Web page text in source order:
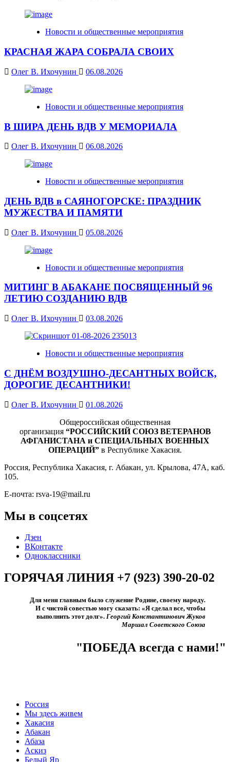
Новости и общественные мероприятия
КРАСНАЯ ЖАРА СОБРАЛА СВОИХ
Олег В. Ихочунин 06.08.2026
Новости и общественные мероприятия
В ШИРА ДЕНЬ ВДВ У МЕМОРИАЛА
Олег В. Ихочунин 06.08.2026
Новости и общественные мероприятия
ДЕНЬ ВДВ в САЯНОГОРСКЕ: ПРАЗДНИК
МУЖЕСТВА И ПАМЯТИ
Олег В. Ихочунин 05.08.2026
Новости и общественные мероприятия
МИТИНГ В АБАКАНЕ ПОСВЯЩЕННЫЙ 96
ЛЕТИЮ СОЗДАНИЮ ВДВ
Олег В. Ихочунин 03.08.2026
Новости и общественные мероприятия
С ДНЁМ ВОЗДУШНО-ДЕСАНТНЫХ ВОЙСК,
ДОРОГИЕ ДЕСАНТНИКИ!
Олег В. Ихочунин
01.08.2026
Общероссийская общественная
организация “РОССИЙСКИЙ СОЮЗ ВЕТЕРАНОВ
АФГАНИСТАНА и СПЕЦИАЛЬНЫХ ВОЕННЫХ
ОПЕРАЦИЙ” в Республике Хакасия.
Россия, Республика Хакасия, г. Абакан, ул. Крылова, 47А, каб.
105.
Е-почта: rsva-19@mail.ru
Мы в соцсетях
Дзен
ВКонтакте
Одноклассники
ГОРЯЧАЯ ЛИНИЯ +7 (923) 390-20-02
Для меня главным было служение Родине, своему народу.
И с чистой совестью могу сказать: «Я сделал все, чтобы
выполнить этот долг».​ Георгий Константинович Жуков
Маршал Советского Союза
"ПОБЕДА всегда с нами!"
Россия
Мы здесь живем
Хакасия
Абакан
Абаза
Аскиз
Белый Яр